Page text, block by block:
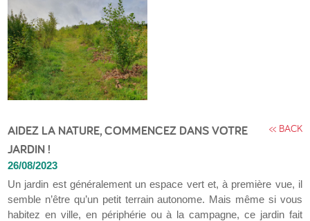
AIDEZ LA NATURE, COMMENCEZ DANS VOTRE
JARDIN !
26/08/2023
<< BACK
Un jardin est généralement un espace vert et, à première vue, il
semble n’être qu’un petit terrain autonome. Mais même si vous
habitez en ville, en périphérie ou à la campagne, ce jardin fait